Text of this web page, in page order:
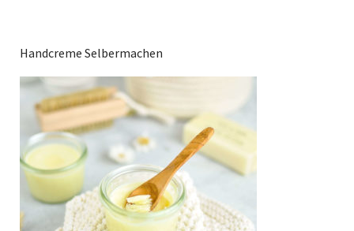
Handcreme Selbermachen